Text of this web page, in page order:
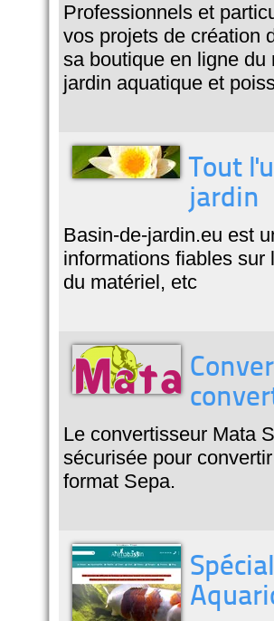
Professionnels et
vos projets de création
sa boutique en ligne
jardin aquatique et
Tout
jardin
Basin-de-jardin.eu est
informations fiables
du matériel, etc
Le convertisseur Mata
sécurisée pour
format Sepa.